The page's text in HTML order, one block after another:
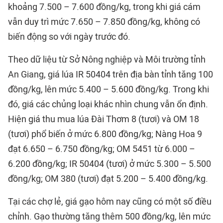
khoảng 7.500 – 7.600 đồng/kg, trong khi giá cám
vẫn duy trì mức 7.650 – 7.850 đồng/kg, không có
biến động so với ngày trước đó.
Theo dữ liệu từ Sở Nông nghiệp và Môi trường tỉnh
An Giang, giá lúa IR 50404 trên địa bàn tỉnh tăng 100
đồng/kg, lên mức 5.400 – 5.600 đồng/kg. Trong khi
đó, giá các chủng loại khác nhìn chung vẫn ổn định.
Hiện giá thu mua lúa Đài Thơm 8 (tươi) và OM 18
(tươi) phổ biến ở mức 6.800 đồng/kg; Nàng Hoa 9
đạt 6.650 – 6.750 đồng/kg; OM 5451 từ 6.000 –
6.200 đồng/kg; IR 50404 (tươi) ở mức 5.300 – 5.500
đồng/kg; OM 380 (tươi) đạt 5.200 – 5.400 đồng/kg.
Tại các chợ lẻ, giá gạo hôm nay cũng có một số điều
chỉnh. Gạo thường tăng thêm 500 đồng/kg, lên mức